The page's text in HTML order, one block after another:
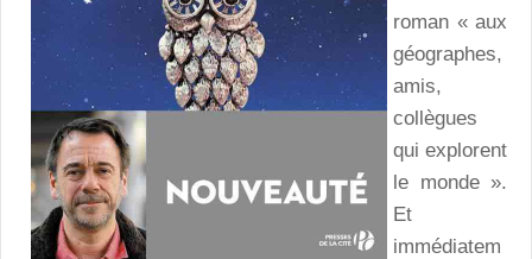
roman « aux
géographes,
amis,
collègues
qui explorent
le monde ».
Et
immédiatem